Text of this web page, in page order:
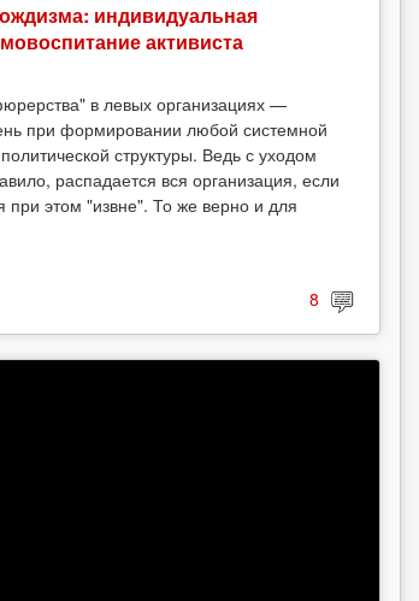
индивидуальная
активиста
в левых организациях —
при формировании любой системной
структуры. Ведь с уходом
распадается вся организация, если
при этом "извне". То же верно и для
8